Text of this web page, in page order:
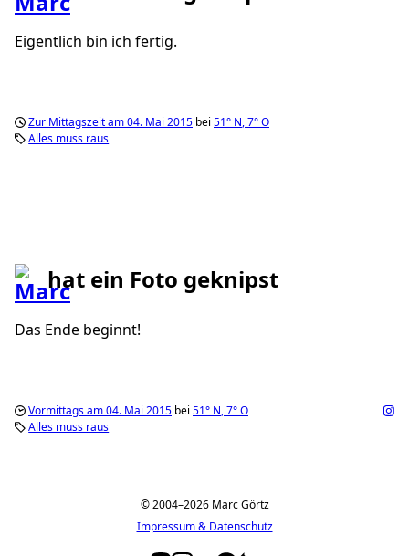
Eigentlich bin ich fertig.
Zur Mittagszeit am 04. Mai 2015 bei 51° N,7°O
Alles muss raus
hat ein Foto geknipst
Das Ende beginnt!
Vormittags am 04. Mai 2015 bei 51° N,7°O
Alles muss raus
© 2004–2026 Marc Görtz
Impressum & Datenschutz